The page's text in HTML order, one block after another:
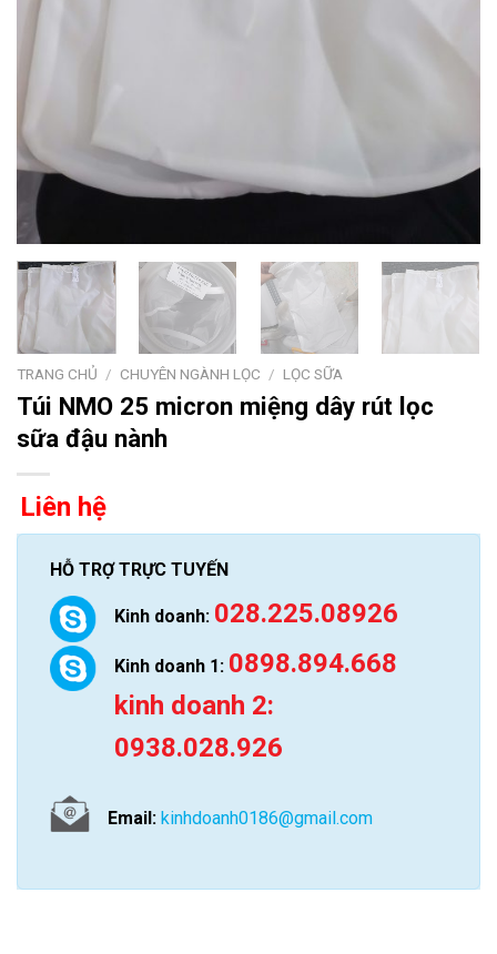
TRANG CHỦ / CHUYÊN NGÀNH LỌC / LỌC SỮA
Túi NMO 25 micron miệng dây rút lọc
sữa đậu nành
Liên hệ
HỖ TRỢ TRỰC TUYẾN
Kinh doanh: 028.225.08926
Kinh doanh 1: 0898.894.668
kinh doanh 2:
0938.028.926
Email: kinhdoanh0186@gmail.com